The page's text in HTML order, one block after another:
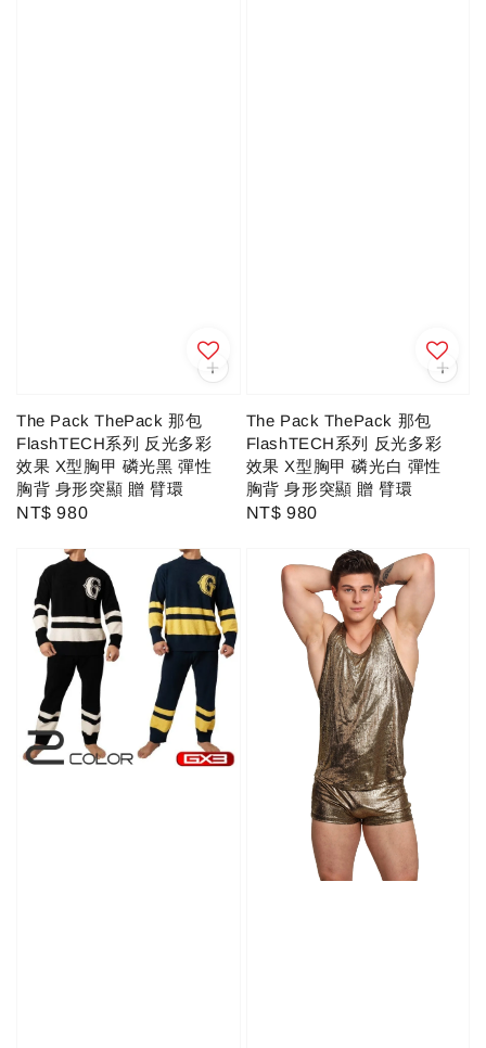
The Pack ThePack 那包
FlashTECH系列 反光多彩
效果 X型胸甲 磷光黑 彈性
胸背 身形突顯 贈 臂環
Regular
NT$ 980
The Pack ThePack 那包
FlashTECH系列 反光多彩
效果 X型胸甲 磷光白 彈性
胸背 身形突顯 贈 臂環
Regular
NT$ 980